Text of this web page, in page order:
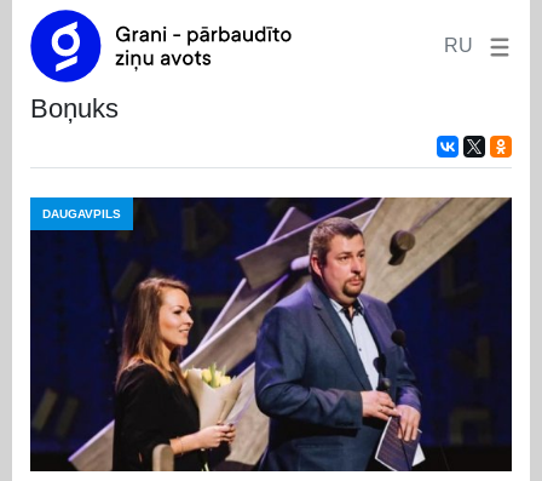
RU
boņuks
DAUGAVPILS